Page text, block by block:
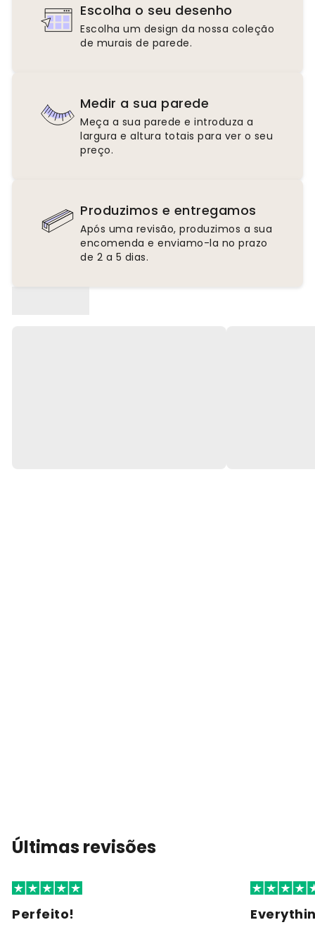
Escolha o seu desenho
Escolha um design da nossa coleção
de murais de parede.
Medir a sua parede
Meça a sua parede e introduza a
largura e altura totais para ver o seu
preço.
Produzimos e entregamos
Após uma revisão, produzimos a sua
encomenda e enviamo-la no prazo
de 2 a 5 dias.
Últimas revisões
Perfeito!